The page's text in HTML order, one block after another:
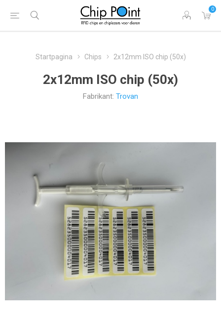
0
Startpagina Chips 2x12mm ISO chip (50x)
2x12mm ISO chip (50x)
Fabrikant: Trovan